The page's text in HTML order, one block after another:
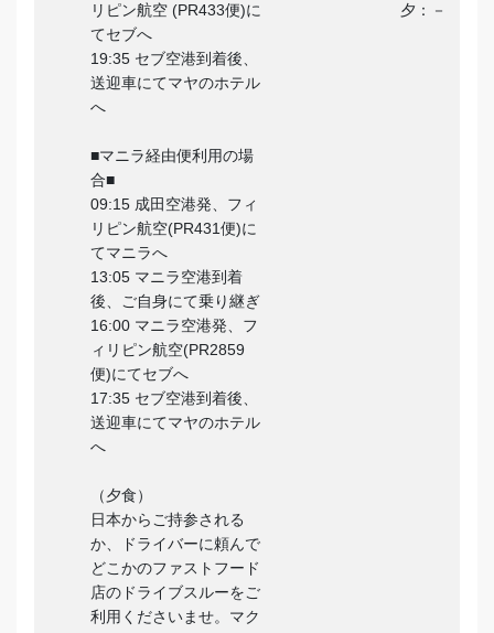
リピン航空 (PR433便)に
てセブへ
19:35 セブ空港到着後、
送迎車にてマヤのホテル
へ
■マニラ経由便利用の場
合■
09:15 成田空港発、フィ
リピン航空(PR431便)に
てマニラへ
13:05 マニラ空港到着
後、ご自身にて乗り継ぎ
16:00 マニラ空港発、フ
ィリピン航空(PR2859
便)にてセブへ
17:35 セブ空港到着後、
送迎車にてマヤのホテル
へ
（夕食）
日本からご持参される
か、ドライバーに頼んで
どこかのファストフード
店のドライブスルーをご
利用くださいませ。マク
夕：－